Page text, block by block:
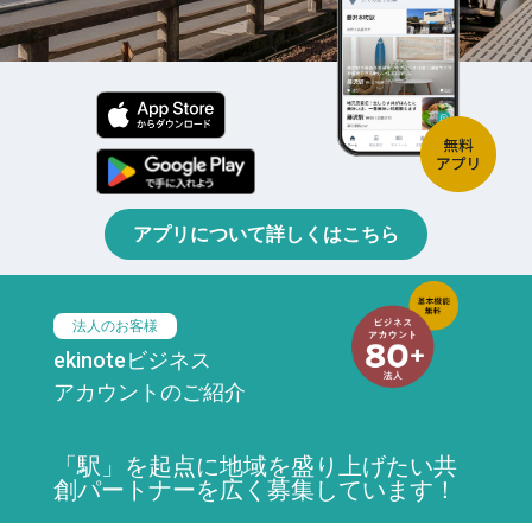
アプリについて詳しくはこちら
法人のお客様
ekinoteビジネス
アカウントのご紹介
「駅」を起点に地域を盛り上げたい共
創パートナーを広く募集しています！